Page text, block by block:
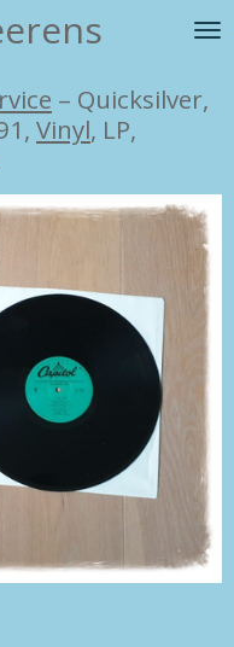
– Quicksilver,
Vinyl, LP,